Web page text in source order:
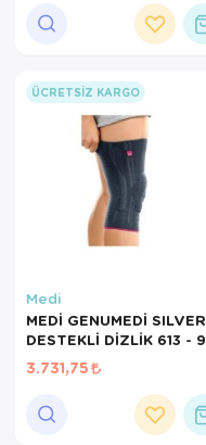
Ortopedi Ürünleri
Ortopedi Ürünleri
Ortopedi Ürünleri
Ortopedi Ürünleri
Sarf Malzemeleri
Yara Bakım Ürünleri
ÜCRETSIZ KARGO
Medi
MEDİ GENUMEDİ SILVER
DESTEKLİ DİZLİK 613 - 9
3.731,75